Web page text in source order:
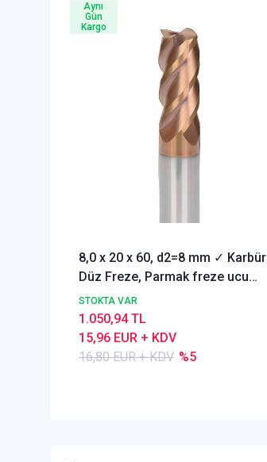
8,0 x 20 x 60, d2=8 mm ✓ Karbür
Düz Freze, Parmak freze ucu
Z=4,TiSiN Kaplamalı
STOKTA VAR
16,80 EUR + KDV %5
15,96 EUR + KDV
1.050,94 TL
Aynı
Gün
Kargo